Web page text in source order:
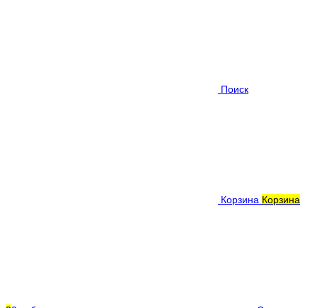
Поиск
Корзина Корзина